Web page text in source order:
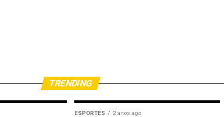
TRENDING
ESPORTES 2 anos ago